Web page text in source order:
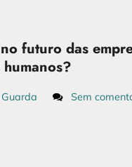
futuro das
Sem